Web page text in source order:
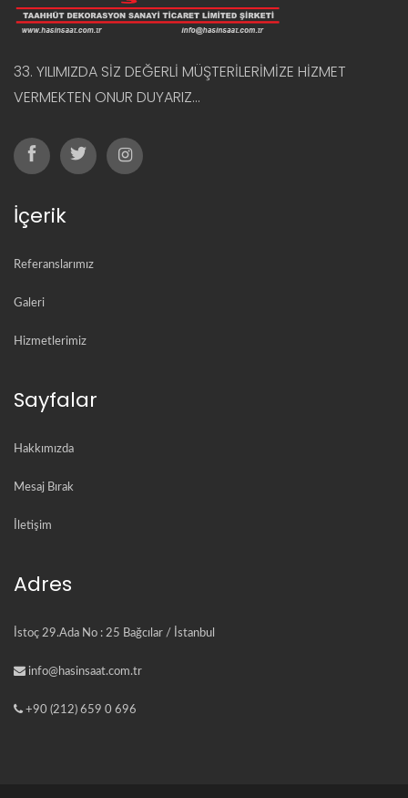
33. YILIMIZDA SİZ DEĞERLİ MÜŞTERİLERİMİZE HİZMET
VERMEKTEN ONUR DUYARIZ...
İçerik
Referanslarımız
Galeri
Hizmetlerimiz
Sayfalar
Hakkımızda
Mesaj Bırak
İletişim
Adres
İstoç 29.Ada No : 25 Bağcılar / İstanbul
info@hasinsaat.com.tr
+90 (212) 659 0 696